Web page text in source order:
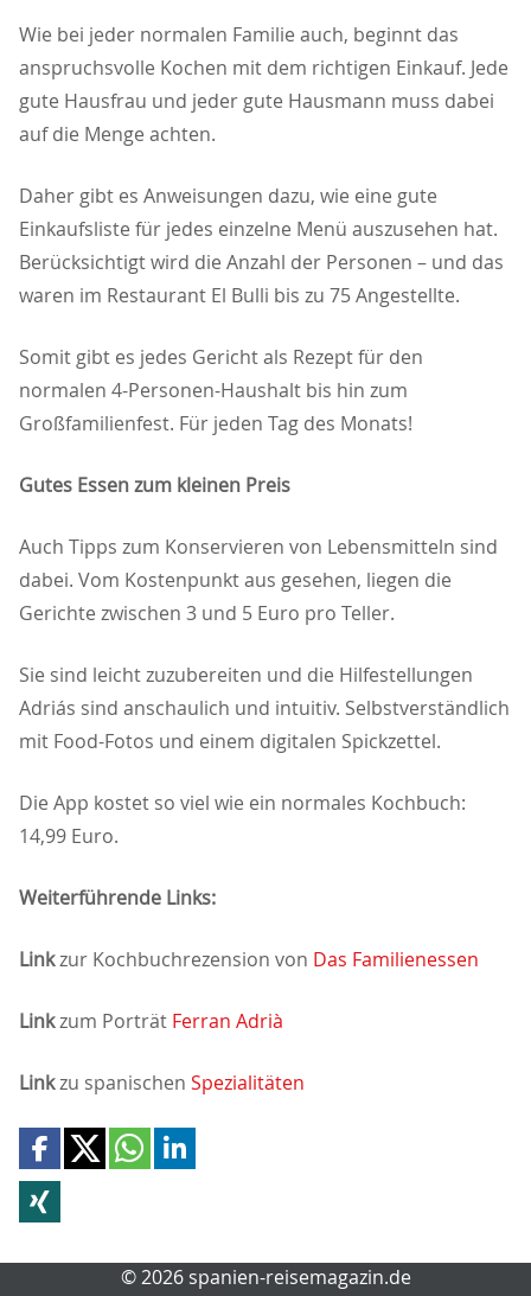
Wie bei jeder normalen Familie auch, beginnt das
anspruchsvolle Kochen mit dem richtigen Einkauf. Jede
gute Hausfrau und jeder gute Hausmann muss dabei
auf die Menge achten.
Daher gibt es Anweisungen dazu, wie eine gute
Einkaufsliste für jedes einzelne Menü auszusehen hat.
Berücksichtigt wird die Anzahl der Personen – und das
waren im Restaurant El Bulli bis zu 75 Angestellte.
Somit gibt es jedes Gericht als Rezept für den
normalen 4-Personen-Haushalt bis hin zum
Großfamilienfest. Für jeden Tag des Monats!
Gutes Essen zum kleinen Preis
Auch Tipps zum Konservieren von Lebensmitteln sind
dabei. Vom Kostenpunkt aus gesehen, liegen die
Gerichte zwischen 3 und 5 Euro pro Teller.
Sie sind leicht zuzubereiten und die Hilfestellungen
Adriás sind anschaulich und intuitiv. Selbstverständlich
mit Food-Fotos und einem digitalen Spickzettel.
Die App kostet so viel wie ein normales Kochbuch:
14,99 Euro.
Weiterführende Links:
Linkzur Kochbuchrezension von Das Familienessen
Linkzum Porträt Ferran Adrià
Linkzu spanischen Spezialitäten
© 2026 spanien-reisemagazin.de